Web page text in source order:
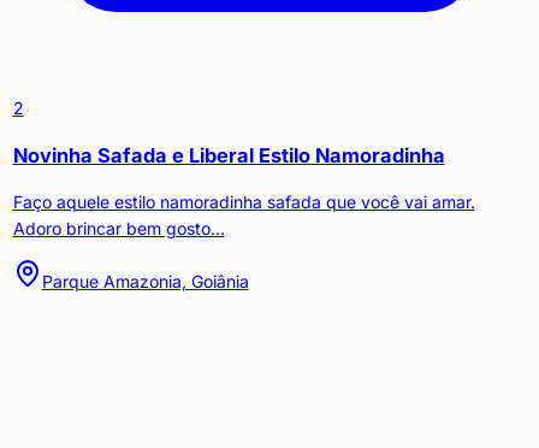
2
Novinha Safada e Liberal Estilo Namoradinha
Faço aquele estilo namoradinha safada que você vai amar.
Adoro brincar bem gosto...
Parque Amazonia, Goiânia